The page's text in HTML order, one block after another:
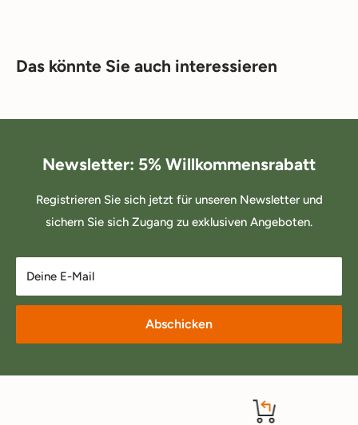
Das könnte Sie auch interessieren
Newsletter: 5% Willkommensrabatt
Registrieren Sie sich jetzt für unseren Newsletter und
sichern Sie sich Zugang zu exklusiven Angeboten.
Deine E-Mail
Abschicken